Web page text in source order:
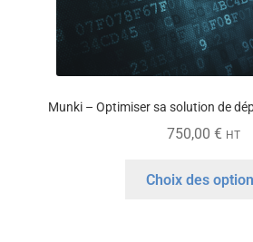
Munki – Optimiser sa solution de
750,00 € HT
Choix des